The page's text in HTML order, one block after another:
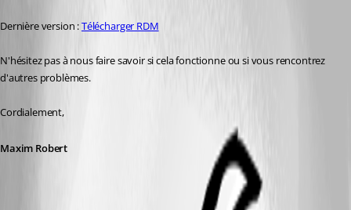
Dernière version : Télécharger RDM
N'hésitez pas à nous faire savoir si cela fonctionne ou si vous rencontrez
d'autres problèmes.
Cordialement,
Maxim Robert